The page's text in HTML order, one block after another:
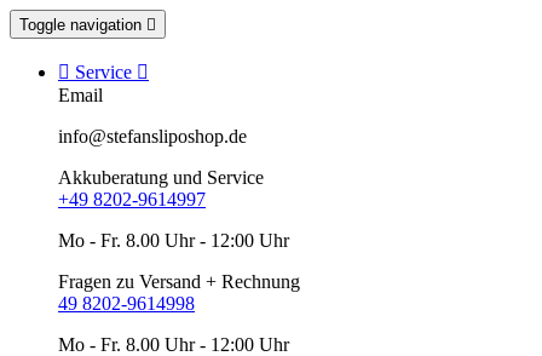
Toggle navigation 
 Service 
Email
info@stefansliposhop.de
Akkuberatung und Service
+49 8202-9614997
Mo - Fr. 8.00 Uhr - 12:00 Uhr
Fragen zu Versand + Rechnung
49 8202-9614998
Mo - Fr. 8.00 Uhr - 12:00 Uhr